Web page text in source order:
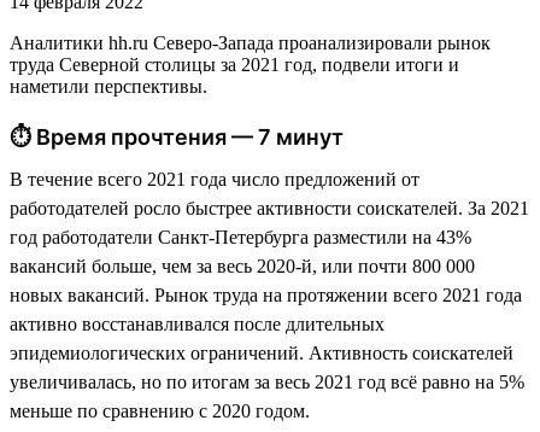
Аналитики hh.ru Северо-Запада проанализировали рынок
труда Северной столицы за 2021 год, подвели итоги и
наметили перспективы.
⏱ Время прочтения — 7 минут
В течение всего 2021 года число предложений от
работодателей росло быстрее активности соискателей. За 2021
год работодатели Санкт-Петербурга разместили на 43%
вакансий больше, чем за весь 2020-й, или почти 800 000
новых вакансий. Рынок труда на протяжении всего 2021 года
активно восстанавливался после длительных
эпидемиологических ограничений. Активность соискателей
увеличивалась, но по итогам за весь 2021 год всё равно на 5%
меньше по сравнению с 2020 годом.